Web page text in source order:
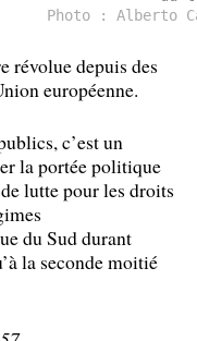
Photo : Alberto
révolue depuis des
européenne.
c’est un
la portée politique
lutte pour les droits
du Sud durant
la seconde moitié